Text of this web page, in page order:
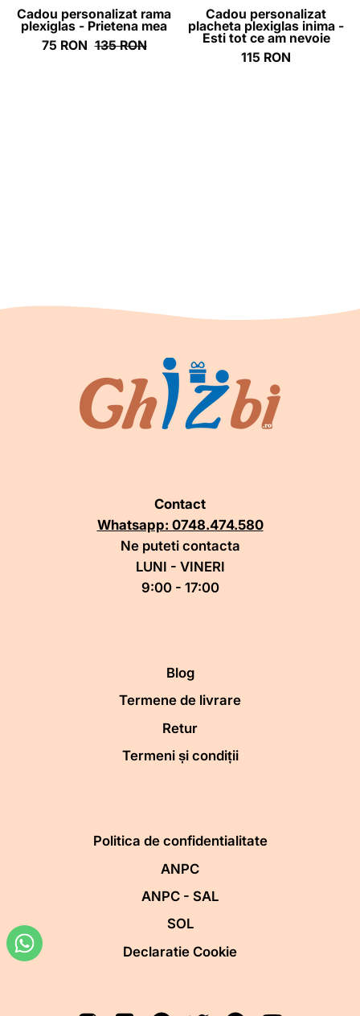
Cadou personalizat rama
plexiglas - Prietena mea
75 RON 135 RON
ce
am
nevoie
Cadou personalizat
placheta plexiglas inima -
Esti tot ce am nevoie
115 RON
Contact
Whatsapp: 0748.474.580
Ne puteti contacta
LUNI - VINERI
9:00 - 17:00
Blog
Termene de livrare
Retur
Termeni și condiții
Politica de confidentialitate
ANPC
ANPC - SAL
SOL
Declaratie Cookie